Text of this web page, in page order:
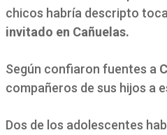
chicos habría descripto
invitado en Cañuelas.
Según confiaron fuentes a
compañeros de sus hijos a
Dos de los adolescentes